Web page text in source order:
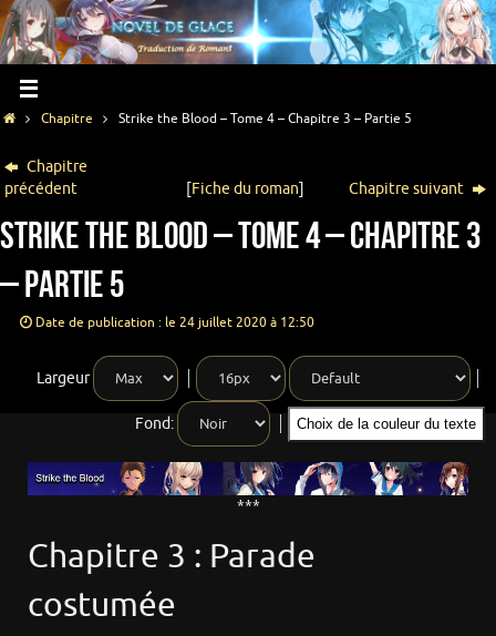
Chapitre Strike the Blood – Tome 4 – Chapitre 3 – Partie 5
Chapitre
précédent
[Fiche du roman] Chapitre suivant
Strike the Blood – Tome 4 – Chapitre 3
– Partie 5
Date de publication : le 24 juillet 2020 à 12:50
Largeur
Fond: Choix de la couleur du texte
***
Chapitre 3 : Parade
costumée